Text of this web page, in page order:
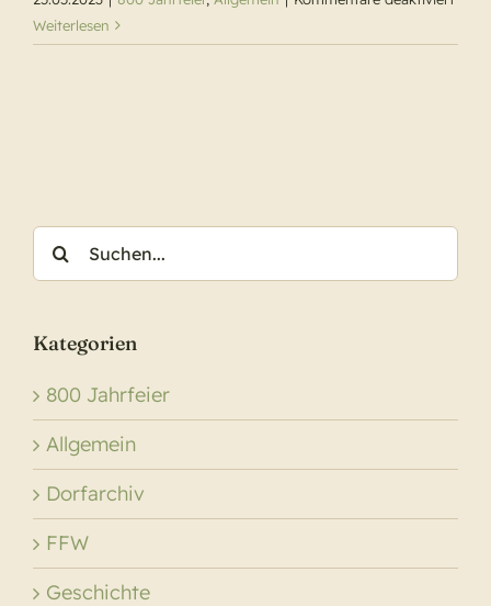
Weiterlesen
Suche
nach:
Kategorien
800 Jahrfeier
Allgemein
Dorfarchiv
FFW
Geschichte